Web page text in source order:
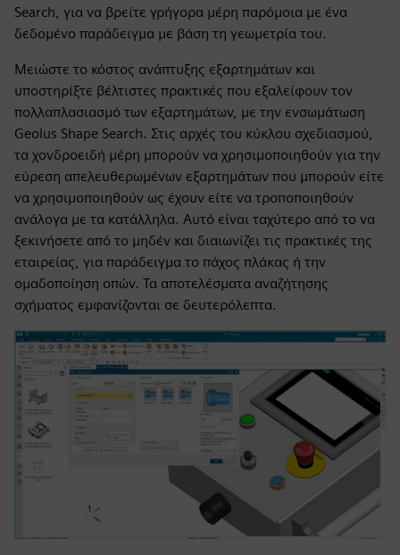
Search, για να βρείτε γρήγορα μέρη παρόμοια με ένα
δεδομένο παράδειγμα με βάση τη γεωμετρία του.
Μειώστε το κόστος ανάπτυξης εξαρτημάτων και
υποστηρίξτε βέλτιστες πρακτικές που εξαλείφουν τον
πολλαπλασιασμό των εξαρτημάτων, με την ενσωμάτωση
Geolus Shape Search. Στις αρχές του κύκλου σχεδιασμού,
τα χονδροειδή μέρη μπορούν να χρησιμοποιηθούν για την
εύρεση απελευθερωμένων εξαρτημάτων που μπορούν είτε
να χρησιμοποιηθούν ως έχουν είτε να τροποποιηθούν
ανάλογα με τα κατάλληλα. Αυτό είναι ταχύτερο από το να
ξεκινήσετε από το μηδέν και διαιωνίζει τις πρακτικές της
εταιρείας, για παράδειγμα το πάχος πλάκας ή την
ομαδοποίηση οπών. Τα αποτελέσματα αναζήτησης
σχήματος εμφανίζονται σε δευτερόλεπτα.